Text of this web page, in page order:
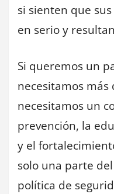
si sienten que
en serio y
Si queremos un
necesitamos
necesitamos un
prevención, la
y el
solo una parte
política de